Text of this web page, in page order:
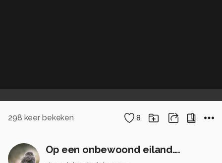
298 keer bekeken 8
Op een onbewoond eiland….